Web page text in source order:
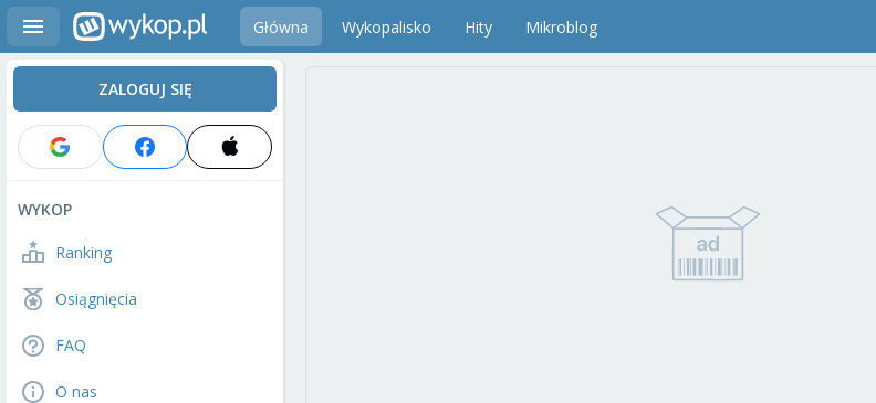
Główna Wykopalisko Hity Mikroblog
ZALOGUJ SIĘ
WYKOP
Ranking
Osiągnięcia
FAQ
O nas